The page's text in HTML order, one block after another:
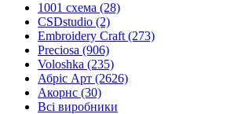
1001 схема (28)
CSDstudio (2)
Embroidery Craft (273)
Preciosa (906)
Voloshka (235)
Абріс Арт (2626)
Акорнс (30)
Всі виробники